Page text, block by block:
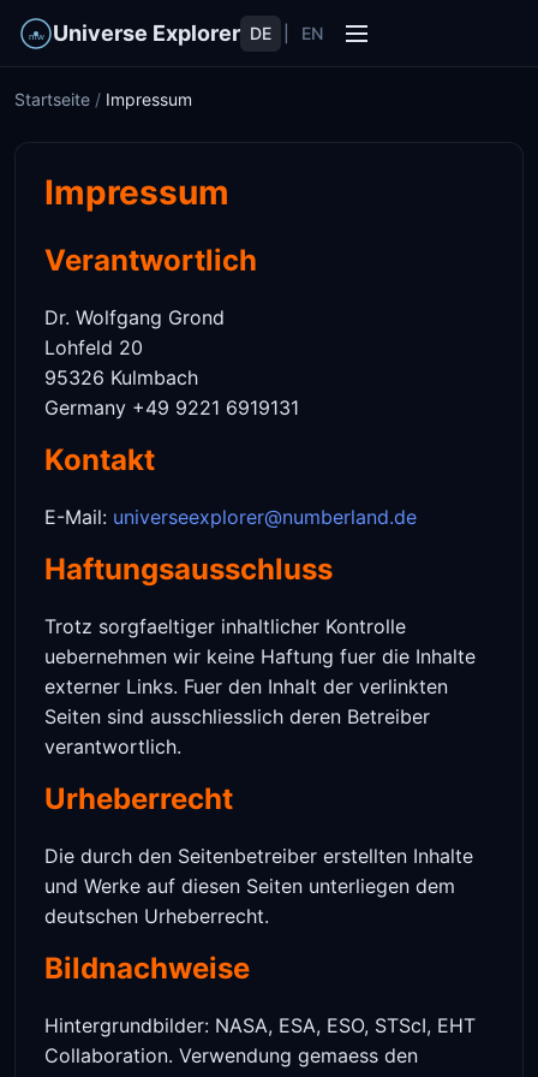
Universe Explorer DE EN
Startseite / Impressum
Impressum
Verantwortlich
Dr. Wolfgang Grond
Lohfeld 20
95326 Kulmbach
Germany +49 9221 6919131
Kontakt
E-Mail: universeexplorer@numberland.de
Haftungsausschluss
Trotz sorgfaeltiger inhaltlicher Kontrolle
uebernehmen wir keine Haftung fuer die Inhalte
externer Links. Fuer den Inhalt der verlinkten
Seiten sind ausschliesslich deren Betreiber
verantwortlich.
Urheberrecht
Die durch den Seitenbetreiber erstellten Inhalte
und Werke auf diesen Seiten unterliegen dem
deutschen Urheberrecht.
Bildnachweise
Hintergrundbilder: NASA, ESA, ESO, STScI, EHT
Collaboration. Verwendung gemaess den